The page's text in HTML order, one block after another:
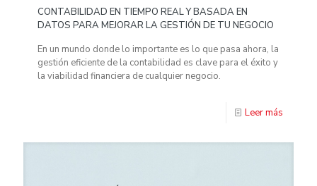
CONTABILIDAD EN TIEMPO REAL Y BASADA EN
DATOS PARA MEJORAR LA GESTIÓN DE TU NEGOCIO
En un mundo donde lo importante es lo que pasa ahora, la
gestión eficiente de la contabilidad es clave para el éxito y
la viabilidad financiera de cualquier negocio.
Leer más